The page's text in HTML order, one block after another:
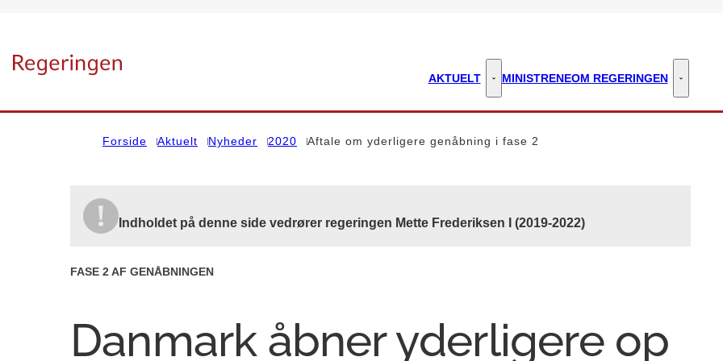
AKTUELT Aktuelt - Flere links
MINISTRENEOM REGERINGEN Om
Forside Aktuelt Nyheder 2020 Aftale om yderligere genåbning i fase 2
Indholdet på denne side vedrører regeringen Mette Frederiksen I (2019-2022)
FASE 2 AF GENÅBNINGEN
Danmark åbner yderligere op